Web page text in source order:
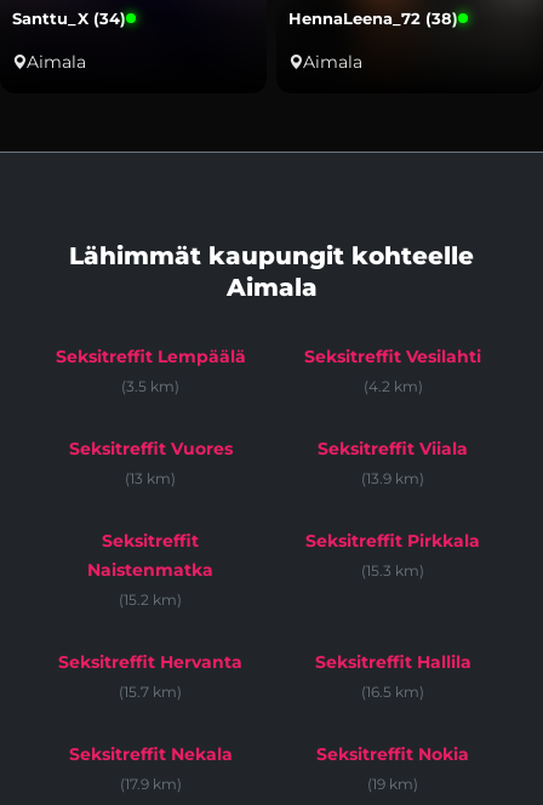
Santtu_X (34)
Aimala
HennaLeena_72 (38)
Aimala
Lähimmät kaupungit kohteelle
Aimala
Seksitreffit Lempäälä
(3.5 km)
Seksitreffit Vesilahti
(4.2 km)
Seksitreffit Vuores
(13 km)
Seksitreffit Viiala
(13.9 km)
Seksitreffit
Naistenmatka
(15.2 km)
Seksitreffit Pirkkala
(15.3 km)
Seksitreffit Hervanta
(15.7 km)
Seksitreffit Hallila
(16.5 km)
Seksitreffit Nekala
(17.9 km)
Seksitreffit Nokia
(19 km)